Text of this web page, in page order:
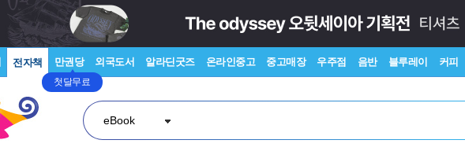
전자책 만권당
첫달무료
외국도서 알라딘굿즈 온라인중고 중고매장 우주점 음반 블루레이 커피
eBook